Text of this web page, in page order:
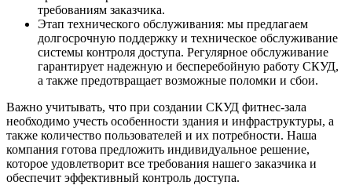
требованиям заказчика.
Этап технического обслуживания: мы предлагаем
долгосрочную поддержку и техническое обслуживание
системы контроля доступа. Регулярное обслуживание
гарантирует надежную и бесперебойную работу СКУД,
а также предотвращает возможные поломки и сбои.
Важно учитывать, что при создании СКУД фитнес-зала
необходимо учесть особенности здания и инфраструктуры, а
также количество пользователей и их потребности. Наша
компания готова предложить индивидуальное решение,
которое удовлетворит все требования нашего заказчика и
обеспечит эффективный контроль доступа.